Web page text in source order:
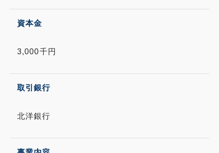
資本金
3,000千円
取引銀行
北洋銀行